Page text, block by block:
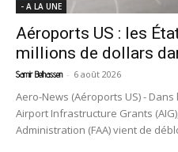
- A LA UNE
Aéroports US : les
millions de dollars
Samir Belhassen - 6 août 2026
Aero-News (Aéroports US) -
Airport Infrastructure Grants
Administration (FAA) vient de